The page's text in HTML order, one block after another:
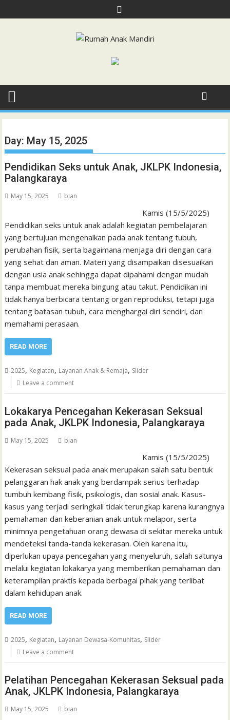
to
Day: May 15, 2025
Pendidikan Seks untuk Anak, JKLPK Indonesia,
Palangkaraya
May 15, 2025 bian
Kamis (15/5/2025)
Pendidikan seks untuk anak adalah kegiatan pembelajaran
yang bertujuan mengenalkan pada anak tentang tubuh,
perubahan fisik, serta bagaimana menjaga diri dengan cara
yang sehat dan aman. Materi yang disampaikan disesuaikan
dengan usia anak sehingga dapat dipahami dengan mudah
tanpa membuat mereka bingung atau takut. Pendidikan ini
tidak hanya berbicara tentang organ reproduksi, tetapi juga
tentang batasan tubuh, cara menghargai diri sendiri, dan
memahami perasaan.
READ MORE
2025, Kegiatan, Layanan Anak & Remaja, Slider
Leave a comment
Lokakarya Pencegahan Kekerasan Seksual
pada Anak, JKLPK Indonesia, Palangkaraya
May 15, 2025 bian
Kamis (15/5/2025)
Kekerasan seksual pada anak merupakan salah satu bentuk
pelanggaran hak anak yang berdampak serius terhadap
tumbuh kembang fisik, psikologis, dan sosial anak. Kasus-
kasus yang terjadi seringkali tidak terungkap karena kurangnya
pemahaman dan keberanian anak untuk melapor, serta
minimnya pengetahuan orang dewasa di sekitar mereka untuk
mendeteksi tanda-tanda kekerasan. Oleh karena itu,
diperlukan upaya pencegahan yang menyeluruh, salah satunya
melalui kegiatan lokakarya yang memberikan pemahaman dan
keterampilan praktis kepada berbagai pihak yang terlibat
dalam kehidupan anak.
READ MORE
2025, Kegiatan, Layanan Dewasa-Komunitas, Slider
Leave a comment
Pelatihan Pencegahan Kekerasan Seksual pada
Anak, JKLPK Indonesia, Palangkaraya
May 15, 2025 bian